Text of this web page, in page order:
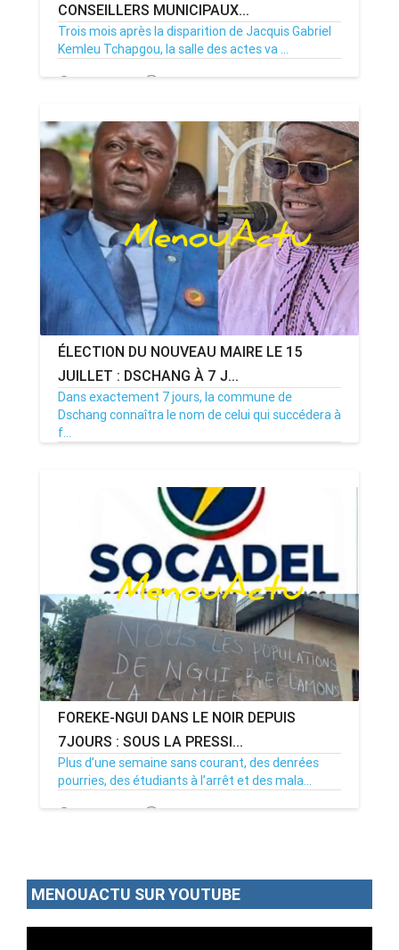
CONSEILLERS MUNICIPAUX...
Trois mois après la disparition de Jacquis Gabriel
Kemleu Tchapgou, la salle des actes va ...
13/07/26 Par MenouActu 0
ÉLECTION DU NOUVEAU MAIRE LE 15
JUILLET : DSCHANG À 7 J...
Dans exactement 7 jours, la commune de
Dschang connaîtra le nom de celui qui succédera à
f...
FOREKE-NGUI DANS LE NOIR DEPUIS
7JOURS : SOUS LA PRESSI...
Plus d’une semaine sans courant, des denrées
pourries, des étudiants à l’arrêt et des mala...
02/07/26 Par MenouActu 0
MENOUACTU SUR YOUTUBE